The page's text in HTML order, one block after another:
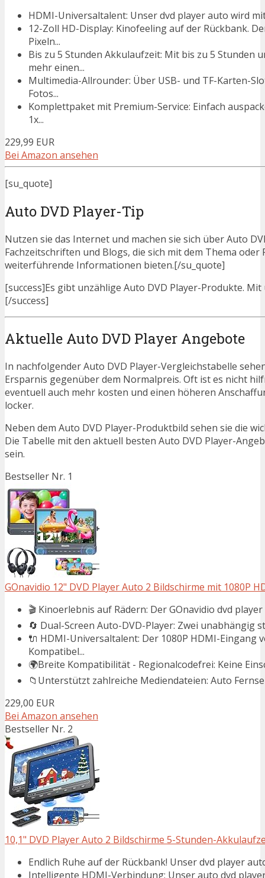
HDMI-Universaltalent: Unser dvd player auto wird
12-Zoll HD-Display: Kinofeeling auf der Rückbank.
Pixeln...
Bis zu 5 Stunden Akkulaufzeit: Mit bis zu 5
mehr einen...
Multimedia-Allrounder: Über USB- und TF-Karten-
Fotos...
Komplettpaket mit Premium-Service: Einfach
1x...
229,99 EUR
Bei Amazon ansehen
[su_quote]
Auto DVD Player-Tip
Nutzen sie das Internet und machen sie sich über Auto
Fachzeitschriften und Blogs, die sich mit dem Thema
weiterführende Informationen bieten.[/su_quote]
[success]Es gibt unzählige Auto DVD Player-Produkte.
[/success]
Aktuelle Auto DVD Player Angebote
In nachfolgender Auto DVD Player-Vergleichstabelle
Ersparnis gegenüber dem Normalpreis. Oft ist es nicht
eventuell auch mehr kosten und einen höheren
locker.
Neben dem Auto DVD Player-Produktbild sehen sie die
Die Tabelle mit den aktuell besten Auto DVD Player-
sein.
Bestseller Nr. 1
GOnavidio 12" DVD Player Auto 2 Bildschirme mit 1080P
🎬 Kinoerlebnis auf Rädern: Der GOnavidio dvd
🔄 Dual-Screen Auto-DVD-Player: Zwei unabhängig
🔌 HDMI-Universaltalent: Der 1080P HDMI-
Kompatibel...
🌍Breite Kompatibilität - Regionalcodefrei: Keine
📁Unterstützt zahlreiche Mediendateien: Auto
229,00 EUR
Bei Amazon ansehen
Bestseller Nr. 2
10,1" DVD Player Auto 2 Bildschirme 5-Stunden-
Endlich Ruhe auf der Rückbank! Unser dvd player
Intelligente HDMI-Verbindung: Unser auto dvd